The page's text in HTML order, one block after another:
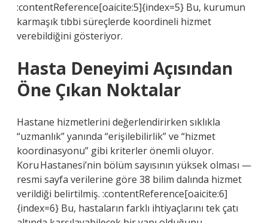
:contentReference[oaicite:5]{index=5} Bu, kurumun
karmaşık tıbbi süreçlerde koordineli hizmet
verebildiğini gösteriyor.
Hasta Deneyimi Açısından
Öne Çıkan Noktalar
Hastane hizmetlerini değerlendirirken sıklıkla
“uzmanlık” yanında “erişilebilirlik” ve “hizmet
koordinasyonu” gibi kriterler önemli oluyor.
Koru Hastanesi’nin bölüm sayısının yüksek olması —
resmi sayfa verilerine göre 38 bilim dalında hizmet
verildiği belirtilmiş. :contentReference[oaicite:6]
{index=6} Bu, hastaların farklı ihtiyaçlarını tek çatı